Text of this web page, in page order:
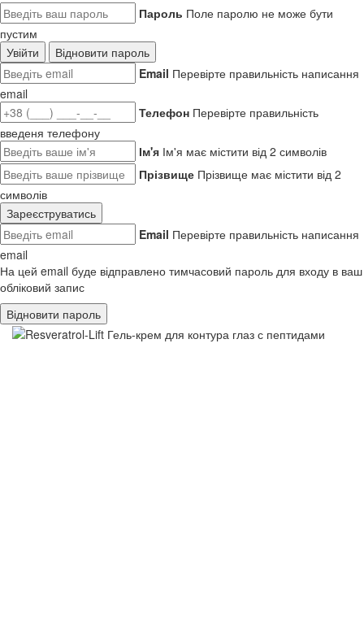
Пароль Поле паролю не може бути
пустим
Увійти
Відновити пароль
Email Перевірте правильність написання
email
Телефон Перевірте правильність
введеня телефону
Ім'я Ім'я має містити від 2 символів
Прізвище Прізвище має містити від 2
символів
Зареєструватись
Email Перевірте правильність написання
email
На цей email буде відправлено тимчасовий пароль для входу в ваш
обліковий запис
Відновити пароль